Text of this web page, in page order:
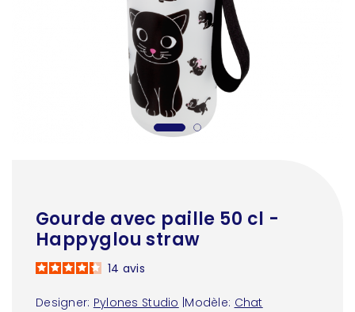
Gourde avec paille 50 cl -
Happyglou straw
Designer: Pylones Studio Modèle: Chat
14 avis